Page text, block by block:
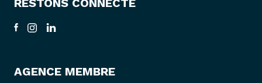
RESTONS CONNECTÉ
AGENCE MEMBRE